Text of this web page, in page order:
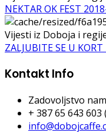
NEKTAR OK FEST
Vijesti iz Doboja i
ZALJUBITE SE U
Kontakt Info
Zadovoljstvo
+ 387 65 643